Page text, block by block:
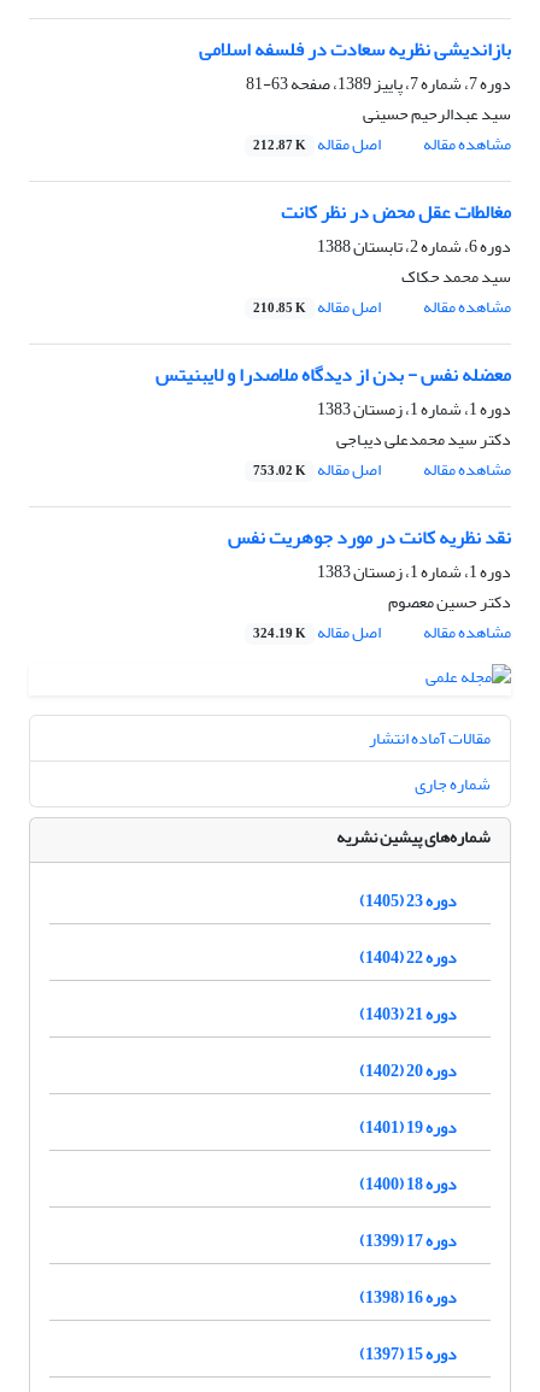
بازاندیشی نظریه سعادت در فلسفه اسلامی
دوره 7، شماره 7، پاییز 1389، صفحه
63-81
سید عبدالرحیم حسینی
مشاهده مقاله
اصل مقاله 212.87 K
مغالطات عقل محض در نظر کانت
دوره 6، شماره 2، تابستان 1388
سید محمد حکاک
مشاهده مقاله
اصل مقاله 210.85 K
معضله نفس - بدن از دیدگاه ملاصدرا و لایبنیتس
دوره 1، شماره 1، زمستان 1383
دکتر سید محمدعلی دیباجی
مشاهده مقاله
اصل مقاله 753.02 K
نقد نظریه کانت در مورد جوهریت نفس
دوره 1، شماره 1، زمستان 1383
دکتر حسین معصوم
مشاهده مقاله
اصل مقاله 324.19 K
مقالات آماده انتشار
شماره جاری
شماره‌های پیشین نشریه
دوره 23 (1405)
دوره 22 (1404)
دوره 21 (1403)
دوره 20 (1402)
دوره 19 (1401)
دوره 18 (1400)
دوره 17 (1399)
دوره 16 (1398)
دوره 15 (1397)